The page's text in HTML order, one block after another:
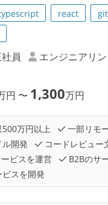
react
員
エンジニアリ
円 〜 1,300万円
万円以上
一部リモ
ル開発
コードレビュー
ビスを運営
B2Bのサ
ビスを開発